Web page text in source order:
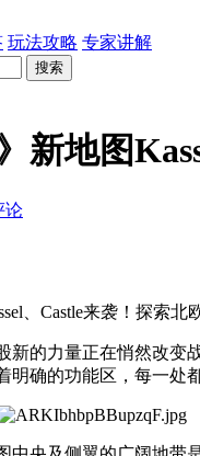
玩法攻略 专家讲解
搜索
新地图
论
、Castle来袭！探索
新的力量正在悄然改变
明确的功能区，每一处